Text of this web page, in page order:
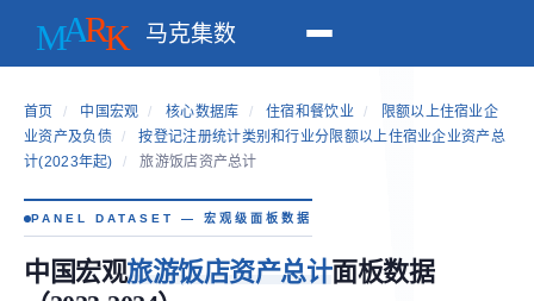
马克集数
首页 / 中国宏观 / 核心数据库 / 住宿和餐饮业 /
限额以上住宿业企
业资产及负债 /
按登记注册统计类别和行业分限额以上住宿业企业资产总
计(2023年起)
/ 旅游饭店资产总计
PANEL DATASET — 宏观级面板数据
中国宏观旅游饭店资产总计面板数据